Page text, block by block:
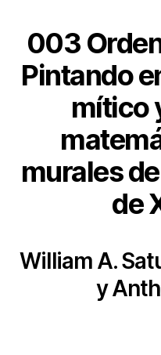
003
Pintando
mítico
murales
de
William A.
y